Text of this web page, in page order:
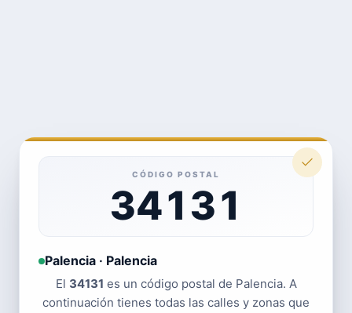
CÓDIGO POSTAL
34131
Palencia · Palencia
El 34131 es un código postal de Palencia. A
continuación tienes todas las calles y zonas que